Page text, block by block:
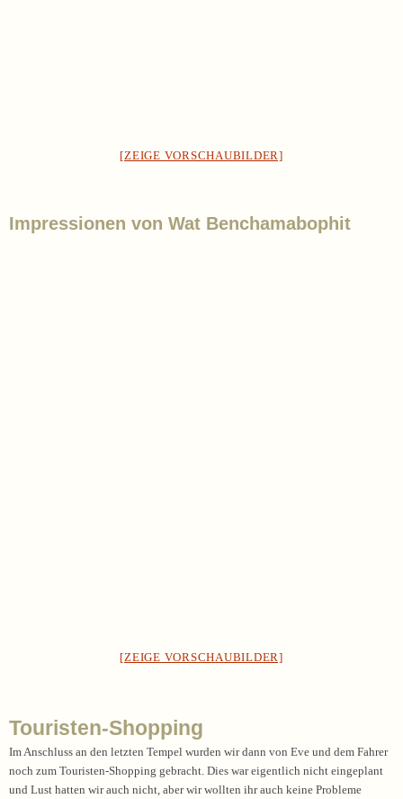
[ZEIGE VORSCHAUBILDER]
Impressionen von Wat Benchamabophit
[ZEIGE VORSCHAUBILDER]
Touristen-Shopping
Im Anschluss an den letzten Tempel wurden wir dann von Eve und dem Fahrer
noch zum Touristen-Shopping gebracht. Dies war eigentlich nicht eingeplant
und Lust hatten wir auch nicht, aber wir wollten ihr auch keine Probleme